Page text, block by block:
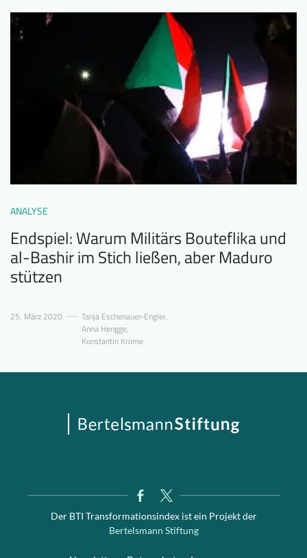
ANALYSE
Endspiel: Warum Militärs Bouteflika und
al-Bashir im Stich ließen, aber Maduro
stützen
25. März 2020 Tanja Eschenauer-Engler,
Anna Hengge,
Konstantin Krome
Der BTI Transformationsindex ist ein Projekt der
Bertelsmann Stiftung